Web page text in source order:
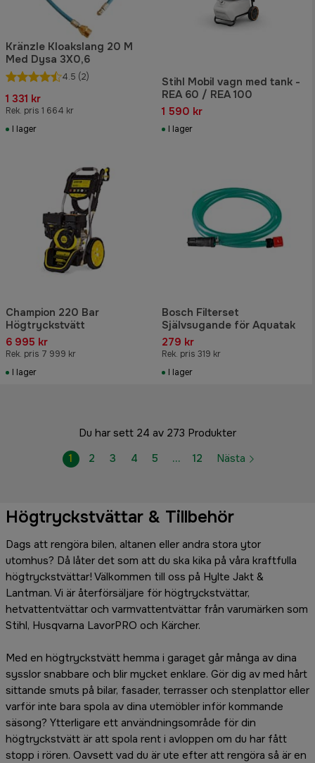
Kränzle Kloakslang 20 M
Med Dysa 3X0,6
4.5 (2)
1 331 kr
Rek. pris 1 664 kr
I lager
Stihl Mobil vagn med tank -
REA 60 / REA 100
1 590 kr
I lager
Champion 220 Bar
Högtryckstvätt
6 995 kr
Rek. pris 7 999 kr
I lager
Bosch Filterset
Självsugande för Aquatak
279 kr
Rek. pris 319 kr
I lager
Du har sett 24 av 273 Produkter
1
2 3 4 5 … 12 Nästa
Högtryckstvättar & Tillbehör
Dags att rengöra bilen, altanen eller andra stora ytor
utomhus? Då låter det som att du ska kika på våra kraftfulla
högtryckstvättar! Välkommen till oss på Hylte Jakt &
Lantman. Vi är återförsäljare för högtryckstvättar,
hetvattentvättar och varmvattentvättar från varumärken som
Stihl, Husqvarna LavorPRO och Kärcher.
Med en högtryckstvätt hemma i garaget går många av dina
sysslor snabbare och blir mycket enklare. Gör dig av med hårt
sittande smuts på bilar, fasader, terrasser och stenplattor eller
varför inte bara spola av dina utemöbler inför kommande
säsong? Ytterligare ett användningsområde för din
högtryckstvätt är att spola rent i avloppen om du har fått
stopp i rören. Oavsett vad du är ute efter att rengöra så är en